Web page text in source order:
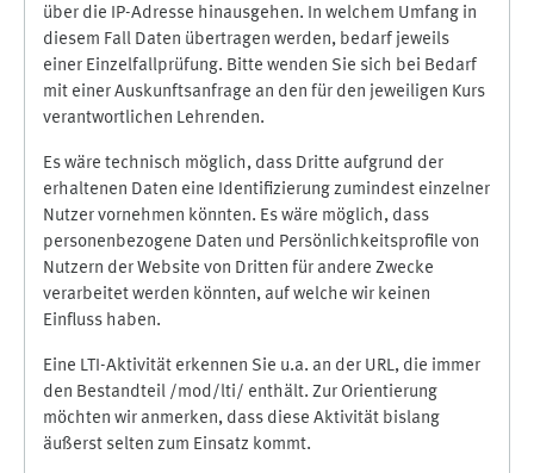
über die IP-Adresse hinausgehen. In welchem Umfang in
diesem Fall Daten übertragen werden, bedarf jeweils
einer Einzelfallprüfung. Bitte wenden Sie sich bei Bedarf
mit einer Auskunftsanfrage an den für den jeweiligen Kurs
verantwortlichen Lehrenden.
Es wäre technisch möglich, dass Dritte aufgrund der
erhaltenen Daten eine Identifizierung zumindest einzelner
Nutzer vornehmen könnten. Es wäre möglich, dass
personenbezogene Daten und Persönlichkeitsprofile von
Nutzern der Website von Dritten für andere Zwecke
verarbeitet werden könnten, auf welche wir keinen
Einfluss haben.
Eine LTI-Aktivität erkennen Sie u.a. an der URL, die immer
den Bestandteil /mod/lti/ enthält. Zur Orientierung
möchten wir anmerken, dass diese Aktivität bislang
äußerst selten zum Einsatz kommt.